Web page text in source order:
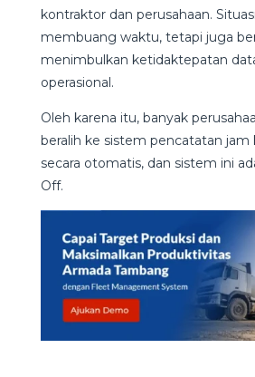
kontraktor dan perusahaan.
membuang waktu, tetapi juga
menimbulkan ketidaktepatan
operasional.
Oleh karena itu, banyak
beralih ke sistem pencatatan jam
secara otomatis, dan sistem ini
Off.